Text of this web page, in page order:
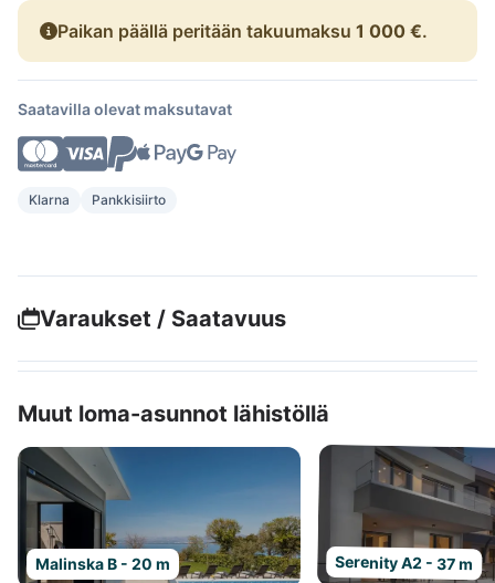
Paikan päällä peritään takuumaksu 1 000 €.
Saatavilla olevat maksutavat
Klarna Pankkisiirto
Varaukset / Saatavuus
Muut loma-asunnot lähistöllä
Malinska B - 20 m Serenity A2 - 37 m